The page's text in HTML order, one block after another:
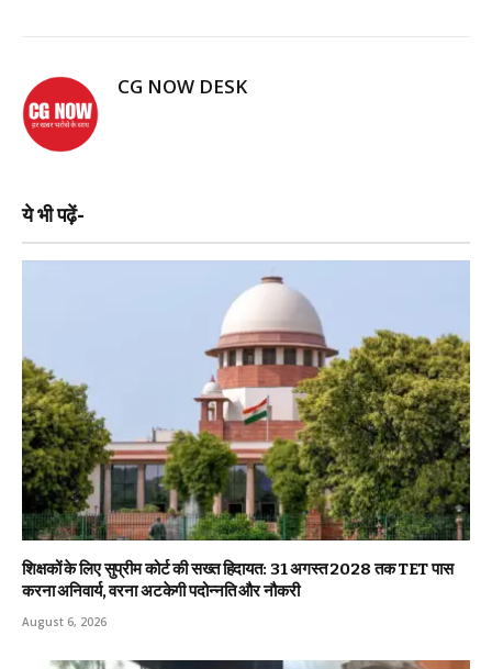
CG NOW DESK
ये भी पढ़ें-
शिक्षकों के लिए सुप्रीम कोर्ट की सख्त हिदायत: 31 अगस्त 2028 तक TET पास
करना अनिवार्य, वरना अटकेगी पदोन्नति और नौकरी
August 6, 2026